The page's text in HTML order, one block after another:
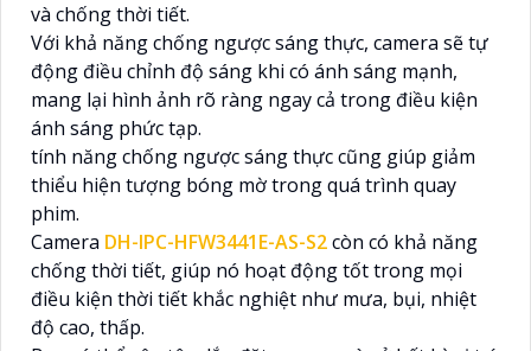
và chống thời tiết.
Với khả năng chống ngược sáng thực, camera sẽ tự
động điều chỉnh độ sáng khi có ánh sáng mạnh,
mang lại hình ảnh rõ ràng ngay cả trong điều kiện
ánh sáng phức tạp.
tính năng chống ngược sáng thực cũng giúp giảm
thiểu hiện tượng bóng mờ trong quá trình quay
phim.
Camera DH-IPC-HFW3441E-AS-S2còn có khả năng
chống thời tiết, giúp nó hoạt động tốt trong mọi
điều kiện thời tiết khắc nghiệt như mưa, bụi, nhiệt
độ cao, thấp.